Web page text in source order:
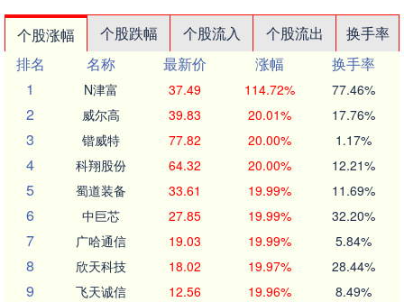
个股涨幅 个股跌幅 个股流入 个股流出
换手率
排名
名称 最新价 涨幅
换手率
1
N津富 37.49 114.72% 77.46%
2 威尔高 39.83 20.01% 17.76%
3 锴威特 77.82 20.00% 1.17%
4 科翔股份 64.32 20.00% 12.21%
5 蜀道装备 33.61 19.99% 11.69%
6 中巨芯 27.85 19.99% 32.20%
7 广哈通信 19.03 19.99% 5.84%
8 欣天科技 18.02 19.97% 28.44%
9 飞天诚信 12.56 19.96% 8.49%